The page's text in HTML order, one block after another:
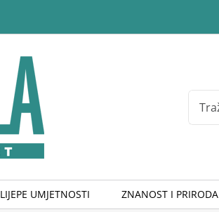
Search
for:
LIJEPE UMJETNOSTI ZNANOST I PRIRODA